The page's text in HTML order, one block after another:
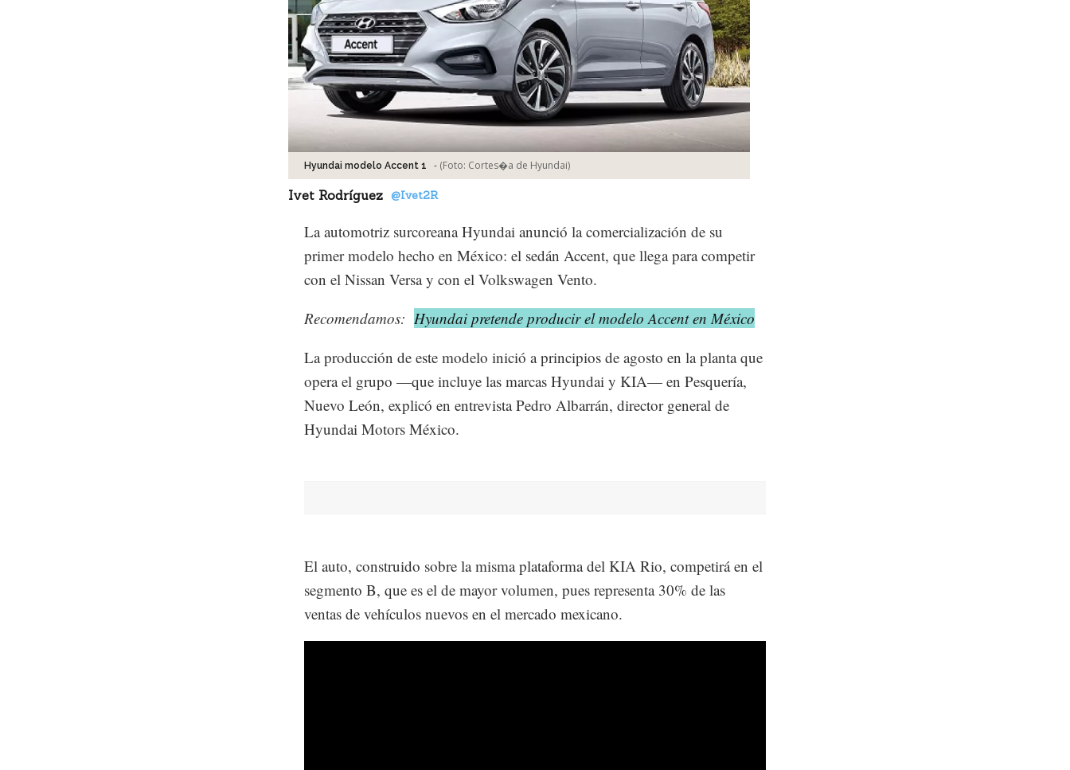
Hyundai modelo Accent 1 - (Foto: Cortes�a de Hyundai)
Ivet Rodríguez @Ivet2R
La automotriz surcoreana Hyundai anunció la comercialización de su
primer modelo hecho en México: el sedán Accent, que llega para competir
con el Nissan Versa y con el Volkswagen Vento.
Recomendamos: Hyundai pretende producir el modelo Accent en México
La producción de este modelo inició a principios de agosto en la planta que
opera el grupo —que incluye las marcas Hyundai y KIA— en Pesquería,
Nuevo León, explicó en entrevista Pedro Albarrán, director general de
Hyundai Motors México.
El auto, construido sobre la misma plataforma del KIA Rio, competirá en el
segmento B, que es el de mayor volumen, pues representa 30% de las
ventas de vehículos nuevos en el mercado mexicano.